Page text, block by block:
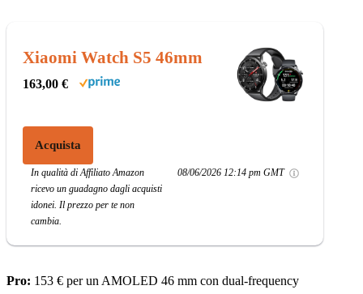
Xiaomi Watch S5 46mm
163,00 €
Acquista
In qualità di Affiliato Amazon
ricevo un guadagno dagli acquisti
idonei. Il prezzo per te non
cambia.
08/06/2026 12:14 pm GMT
Pro: 153 € per un AMOLED 46 mm con dual-frequency